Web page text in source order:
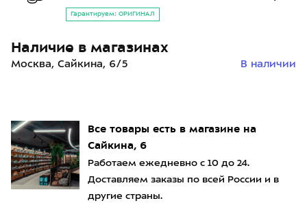
Все товары есть в магазине на
Сайкина, 6
Работаем ежедневно с 10 до 24.
Доставляем заказы по всей России и в
другие страны.
Гарантируем: ОРИГИНАЛ
Наличие в магазинах
Москва, Сайкина, 6/5 В наличии